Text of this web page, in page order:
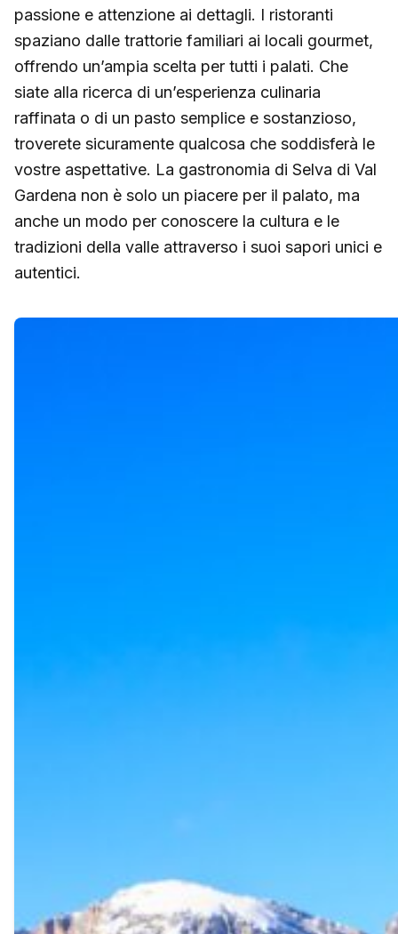
passione e attenzione ai dettagli. I ristoranti
spaziano dalle trattorie familiari ai locali gourmet,
offrendo un’ampia scelta per tutti i palati. Che
siate alla ricerca di un’esperienza culinaria
raffinata o di un pasto semplice e sostanzioso,
troverete sicuramente qualcosa che soddisferà le
vostre aspettative. La gastronomia di Selva di Val
Gardena non è solo un piacere per il palato, ma
anche un modo per conoscere la cultura e le
tradizioni della valle attraverso i suoi sapori unici e
autentici.